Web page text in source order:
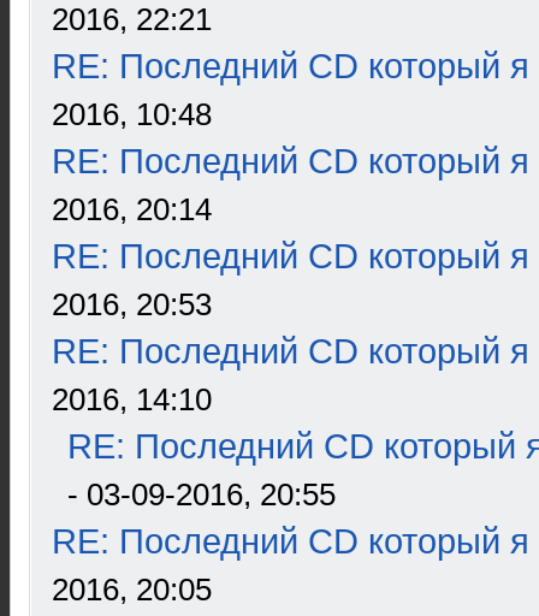
2016, 22:21
RE: Последний CD который я
2016, 10:48
RE: Последний CD который я
2016, 20:14
RE: Последний CD который я
2016, 20:53
RE: Последний CD который я
2016, 14:10
RE: Последний CD который
- 03-09-2016, 20:55
RE: Последний CD который я
2016, 20:05